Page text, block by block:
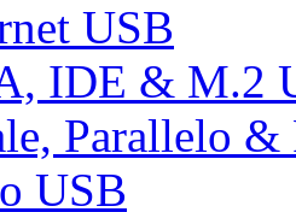
USB
IDE & M.2
Parallelo &
USB